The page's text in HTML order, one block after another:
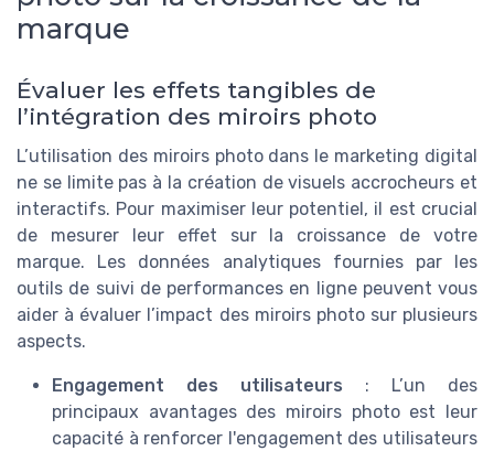
marque
Évaluer les effets tangibles de
l’intégration des miroirs photo
L’utilisation des miroirs photo dans le marketing digital
ne se limite pas à la création de visuels accrocheurs et
interactifs. Pour maximiser leur potentiel, il est crucial
de mesurer leur effet sur la croissance de votre
marque. Les données analytiques fournies par les
outils de suivi de performances en ligne peuvent vous
aider à évaluer l’impact des miroirs photo sur plusieurs
aspects.
Engagement des utilisateurs : L’un des
principaux avantages des miroirs photo est leur
capacité à renforcer l'engagement des utilisateurs